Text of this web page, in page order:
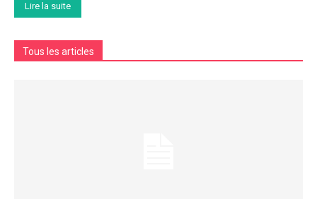
Lire la suite
Tous les articles